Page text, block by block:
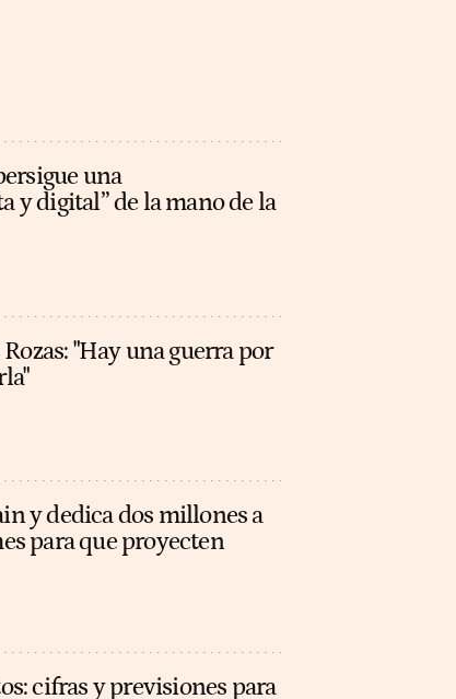
una
y digital” de la mano de la
"Hay una guerra por
y dedica dos millones a
para que proyecten
cifras y previsiones para